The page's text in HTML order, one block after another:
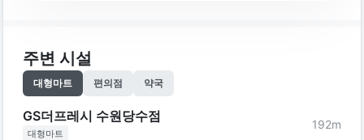
주변 시설
대형마트 편의점 약국
GS더프레시 수원당수점
대형마트
192m